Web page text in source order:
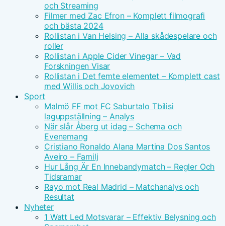
och Streaming
Filmer med Zac Efron – Komplett filmografi
och bästa 2024
Rollistan i Van Helsing – Alla skådespelare och
roller
Rollistan i Apple Cider Vinegar – Vad
Forskningen Visar
Rollistan i Det femte elementet – Komplett cast
med Willis och Jovovich
Sport
Malmö FF mot FC Saburtalo Tbilisi
laguppställning – Analys
När slår Åberg ut idag – Schema och
Evenemang
Cristiano Ronaldo Alana Martina Dos Santos
Aveiro – Familj
Hur Lång Är En Innebandymatch – Regler Och
Tidsramar
Rayo mot Real Madrid – Matchanalys och
Resultat
Nyheter
1 Watt Led Motsvarar – Effektiv Belysning och